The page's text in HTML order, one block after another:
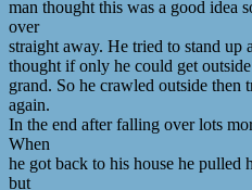
man thought this was a good idea
over
straight away. He tried to stand
thought if only he could get
grand. So he crawled outside then
again.
In the end after falling over lots
When
he got back to his house he pulled
but